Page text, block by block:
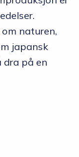
naturen,
japansk
dra på en